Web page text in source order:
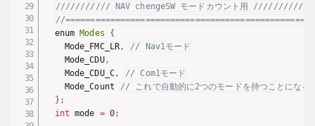
/////////// NAV chengeSW モードカウント用 //////////////////
//
  enum
Modes
{
    Mode_FMC_LR
,
// Nav1モード
    Mode_CDU
,
    Mode_CDU_C
,
// Com1モード
    Mode_Count
// これで自動的に2つのモードを持つことになる
} ;
int mode = 0;